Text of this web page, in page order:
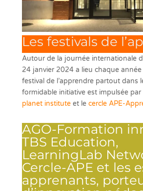
Les festivals de
Autour de la journée internationale
24 janvier 2024 a lieu chaque année
festival de l’apprendre partout dans
formidable initiative est impulsée par
planet instituteet le cercle APE-
AGO-Formation
TBS Education,
LearningLab
Cercle-APE et les
apprenants,